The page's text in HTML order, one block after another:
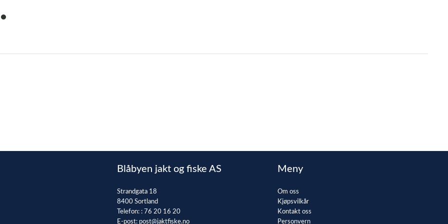
item
Blåbyen jakt og fiske AS
Strandgata 18
8400 Sortland
Telefon: : 76 20 16 20
E-post: post@jaktfiske.no
Meny
Om oss
Kjøpsvilkår
Kontakt oss
Personvern